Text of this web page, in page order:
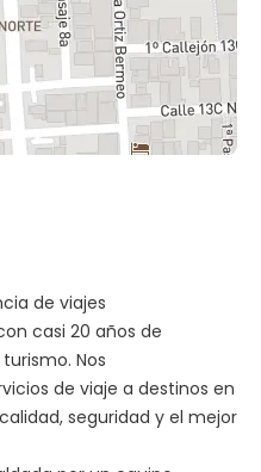
de viajes
casi 20 años de
Nos
de viaje a destinos en
seguridad y el mejor